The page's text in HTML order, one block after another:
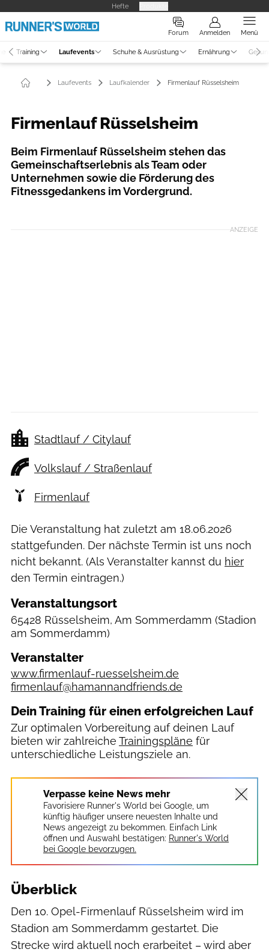
Hefte
Forum Anmelden Menü
Training Laufevents Schuhe & Ausrüstung Ernährung
Laufevents Laufkalender Firmenlauf Rüsselsheim
Firmenlauf Rüsselsheim
Beim Firmenlauf Rüsselsheim stehen das
Gemeinschaftserlebnis als Team oder
Unternehmen sowie die Förderung des
Fitnessgedankens im Vordergrund.
ANZEIGE
Stadtlauf / Citylauf
Volkslauf / Straßenlauf
Firmenlauf
Die Veranstaltung hat zuletzt am 18.06.2026
stattgefunden. Der nächste Termin ist uns noch
nicht bekannt. (Als Veranstalter kannst du hier
den Termin eintragen.)
Veranstaltungsort
65428 Rüsselsheim, Am Sommerdamm (Stadion
am Sommerdamm)
Veranstalter
www.firmenlauf-ruesselsheim.de
firmenlauf@hamannandfriends.de
Dein Training für einen erfolgreichen Lauf
Zur optimalen Vorbereitung auf deinen Lauf
bieten wir zahlreiche Trainingspläne für
unterschiedliche Leistungsziele an.
Verpasse keine News mehr
Favorisiere Runner's World bei Google, um
künftig häufiger unsere neuesten Inhalte und
News angezeigt zu bekommen. Einfach Link
öffnen und Auswahl bestätigen: Runner's World
bei Google bevorzugen.
Überblick
Den 10. Opel-Firmenlauf Rüsselsheim wird im
Stadion am Sommerdamm gestartet. Die
Strecke wird aktuell noch erarbeitet – wird aber